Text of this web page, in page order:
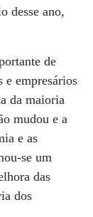
desse ano,
de
e empresários
da maioria
mudou e a
e as
se um
das
dos